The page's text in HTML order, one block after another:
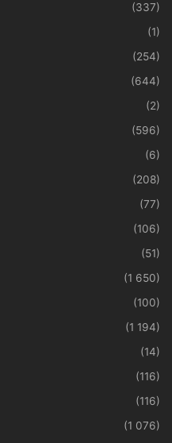
(337)
(1)
(254)
(644)
(2)
(596)
(6)
(208)
(77)
(106)
(51)
(1 650)
(100)
(1 194)
(14)
(116)
(116)
(1 076)